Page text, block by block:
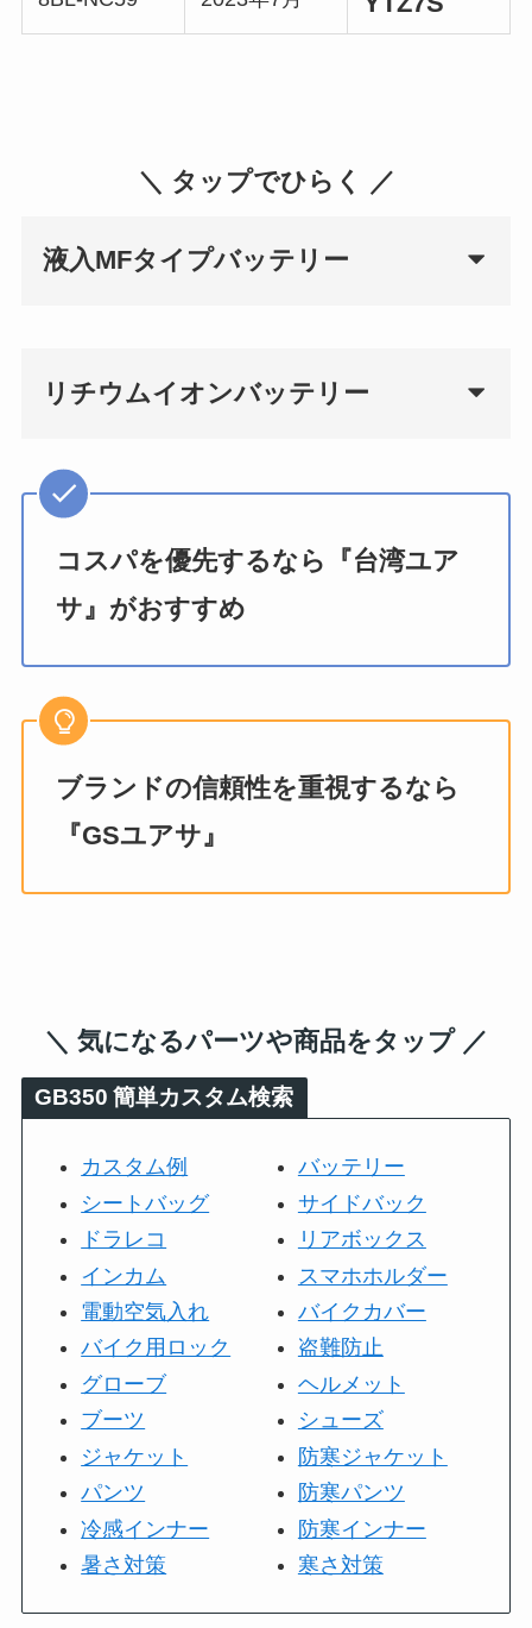
＼ タップでひらく ／
液入MFタイプバッテリー
リチウムイオンバッテリー
コスパを優先するなら『台湾ユア
サ』がおすすめ
ブランドの信頼性を重視するなら
『GSユアサ』
＼ 気になるパーツや商品をタップ ／
GB350 簡単カスタム検索
カスタム例
シートバッグ
ドラレコ
インカム
電動空気入れ
バイク用ロック
グローブ
ブーツ
ジャケット
パンツ
冷感インナー
暑さ対策
バッテリー
サイドバック
リアボックス
スマホホルダー
バイクカバー
盗難防止
ヘルメット
シューズ
防寒ジャケット
防寒パンツ
防寒インナー
寒さ対策